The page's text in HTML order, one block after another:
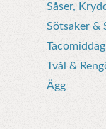
Sötsaker &
Tacomiddag
Tvål &
Ägg